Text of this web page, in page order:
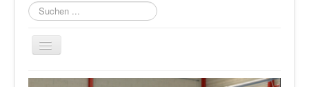
Suchen
...
Navigation
Home